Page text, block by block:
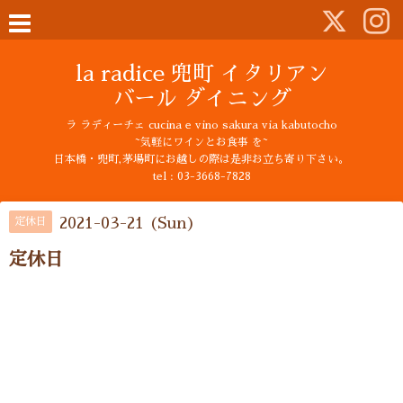
la radice 兜町 イタリアン
バール ダイニング
ラ ラディーチェ cucina e vino sakura via kabutocho
~気軽にワインとお食事 を~
日本橋・兜町,茅場町にお越しの際は是非お立ち寄り下さい。
tel : 03-3668-7828
定休日 2021-03-21 (Sun)
定休日